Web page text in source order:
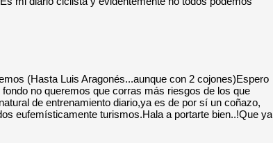
(Hasta Luis Aragonés...aunque con 2 cojones)Espero
no queremos que corras más riesgos de los que
de entrenamiento diario,ya es de por sí un coñazo,
eufemísticamente turismos.Hala a portarte bien..!Que ya